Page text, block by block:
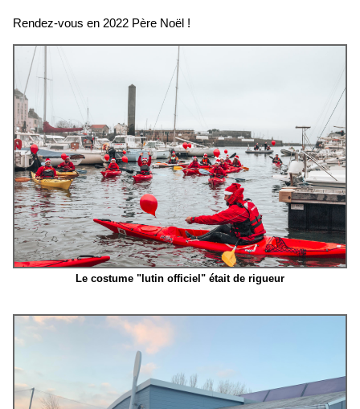
Rendez-vous en 2022 Père Noël !
Le costume "lutin officiel" était de rigueur